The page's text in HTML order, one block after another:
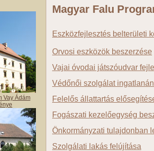
Vay Ádám
Magyar Falu
Eszközfejlesztés belterületi
Orvosi eszközök beszerzése
Vajai óvodai játszóudvar
Védőnői szolgálat
Felelős állattartás
Fogászati kezelőegység
Önkormányzati tulajdonban
Szolgálati lakás felújítása